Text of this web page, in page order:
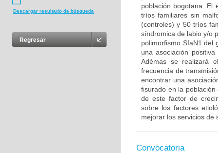
Descargar resultado de búsqueda
Regresar
población bogotana. El
tríos familiares sin
(controles) y 50 tríos
síndromica de labio y/o
polimorfismo SfaN1 del
una asociación
Adémas se realizará
frecuencia de
encontrar una
fisurado en la
de este factor de
sobre los factores
mejorar los servicios de
Convocatoria